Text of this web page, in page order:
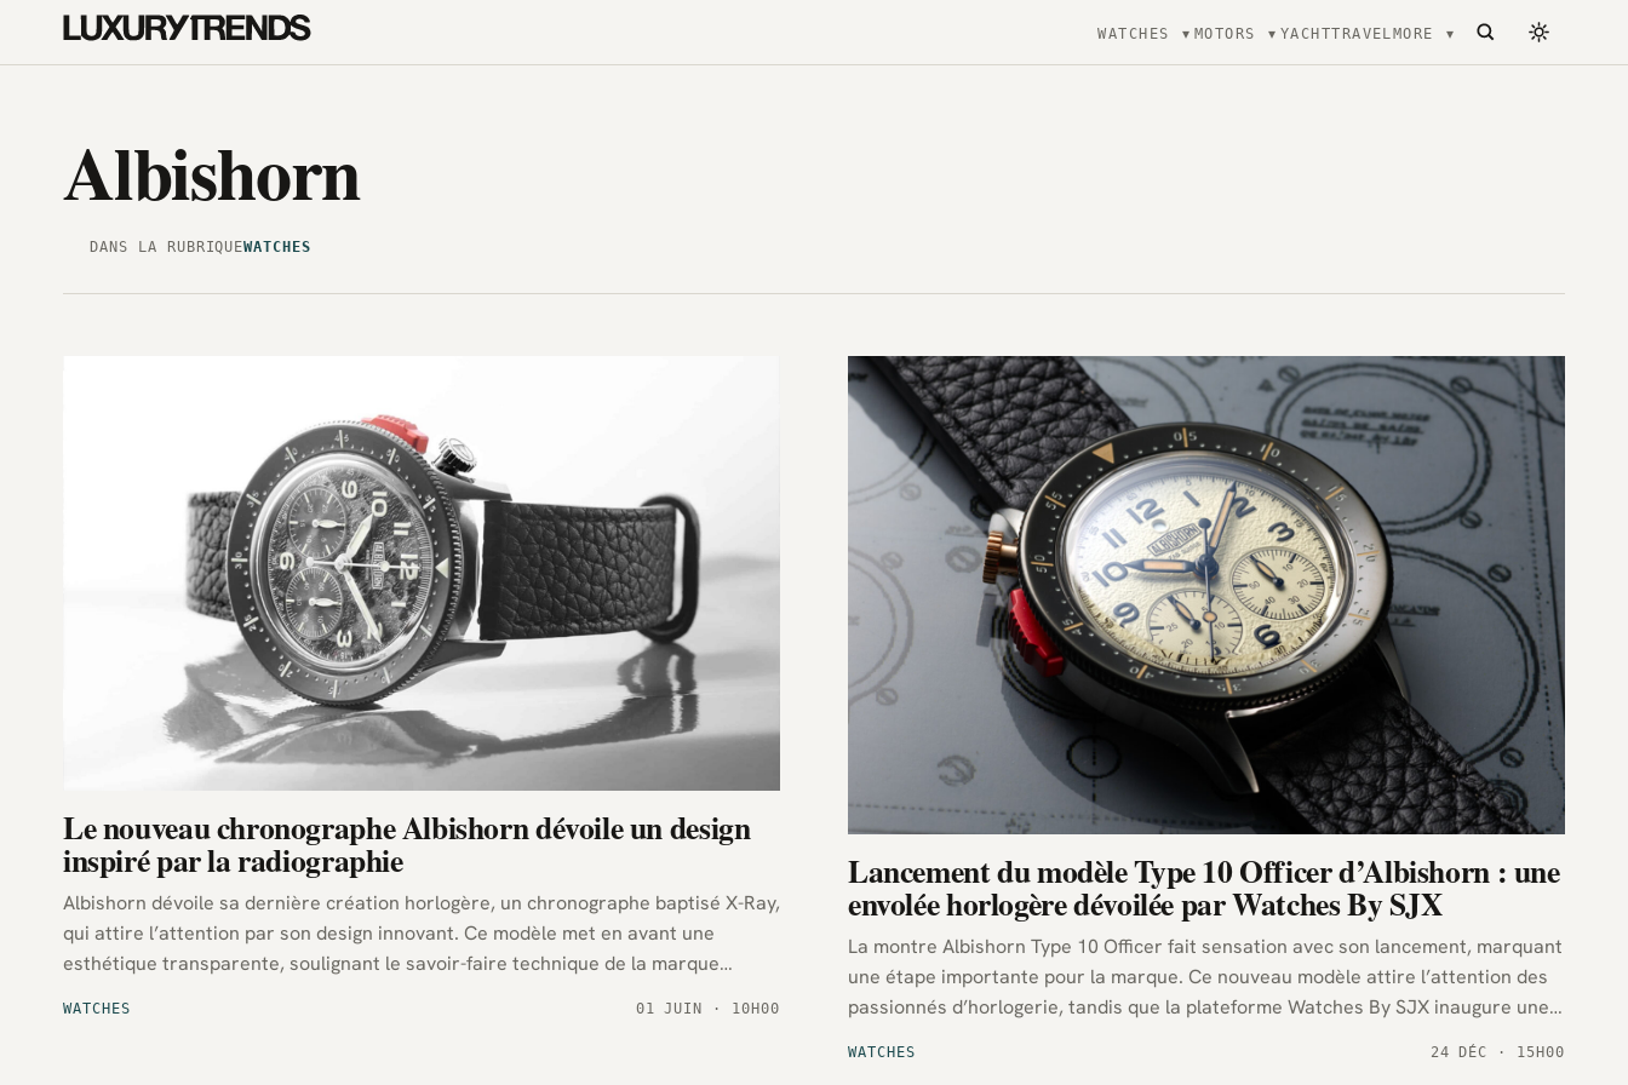
WATCHES MOTORS YACHTTRAVELMORE
Albishorn
DANS LA RUBRIQUEWATCHES
WATCHES
Le nouveau chronographe Albishorn dévoile un design
inspiré par la radiographie
Albishorn dévoile sa dernière création horlogère, un chronographe baptisé X-Ray,
qui attire l’attention par son design innovant. Ce modèle met en avant une
esthétique transparente, soulignant le savoir-faire technique de la marque
01 JUIN · 10H00
WATCHES
Lancement du modèle Type 10 Officer d’Albishorn : une
envolée horlogère dévoilée par Watches By SJX
La montre Albishorn Type 10 Officer fait sensation avec son lancement, marquant
une étape importante pour la marque. Ce nouveau modèle attire l’attention des
passionnés d’horlogerie, tandis que la plateforme Watches By SJX inaugure une
24 DÉC · 15H00